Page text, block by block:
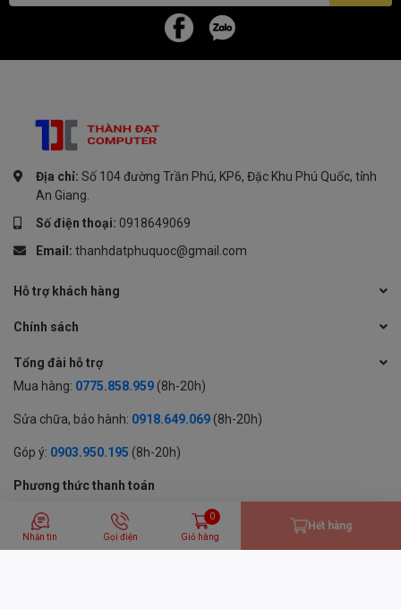
Địa chỉ: Số 104 đường Trần Phú, KP6, Đặc Khu Phú Quốc, tỉnh
An Giang.
Số điện thoại: 0918649069
Email: thanhdatphuquoc@gmail.com
Hỗ trợ khách hàng
Chính sách
Tổng đài hỗ trợ
Mua hàng: 0775.858.959 (8h-20h)
Sửa chữa, bảo hành: 0918.649.069 (8h-20h)
Góp ý: 0903.950.195 (8h-20h)
Phương thức thanh toán
Nhắn tin Gọi điện
0
Giỏ hàng
Hết hàng